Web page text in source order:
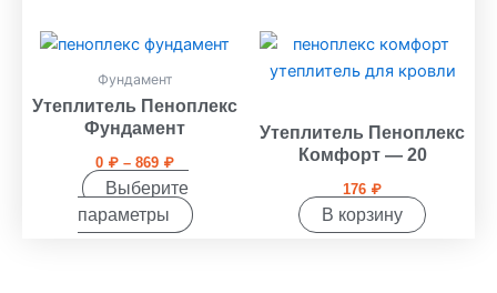
товара.
товара.
Фундамент
Утеплитель Пеноплекс
Фундамент
0 ₽ – 869 ₽
Диапазон
цен:
869 ₽
Выберите
параметры
Этот
имеет
несколько
Опции
можно
выбрать
Утеплитель Пеноплекс
Комфорт — 20
176 ₽
В корзину